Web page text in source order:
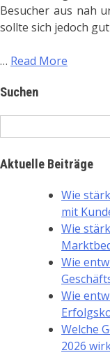
Besucher aus nah
sollte sich jedoch
… Read More
Suchen
for:
Aktuelle Beiträge
Wie
mit
Wie
Wie
Wie
Welche
2026